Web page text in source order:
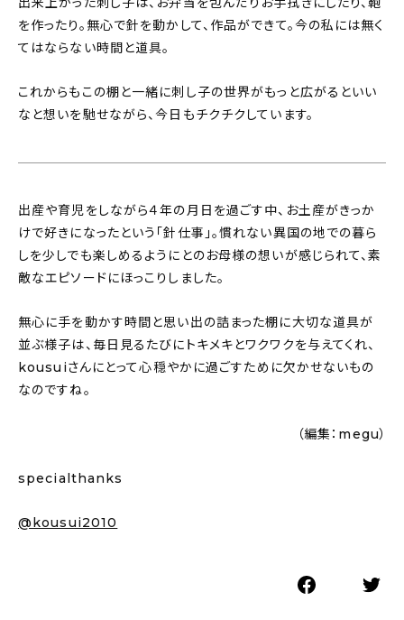
を作ったり。無心で針を動かして、作品ができて。今の私には無く
てはならない時間と道具。
これからもこの棚と一緒に刺し子の世界がもっと広がるといい
なと想いを馳せながら、今日もチクチクしています。
出産や育児をしながら４年の月日を過ごす中、お土産がきっか
けで好きになったという「針仕事」。慣れない異国の地での暮ら
しを少しでも楽しめるようにとのお母様の想いが感じられて、素
敵なエピソードにほっこりしました。
無心に手を動かす時間と思い出の詰まった棚に大切な道具が
並ぶ様子は、毎日見るたびにトキメキとワクワクを与えてくれ、
kousuiさんにとって心穏やかに過ごすために欠かせないもの
なのですね。
（編集：megu）
specialthanks
@kousui2010